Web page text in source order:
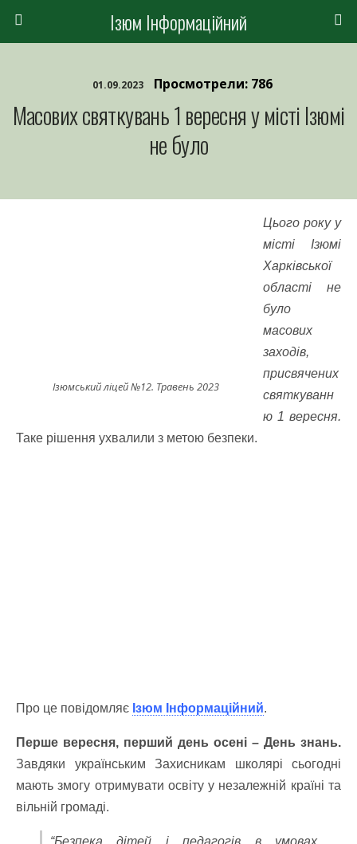
Ізюм Інформаційний
01.09.2023 Просмотрели: 786
Масових святкувань 1 вересня у місті Ізюмі
не було
Ізюмський ліцей №12. Травень 2023
Цього року у
місті Ізюмі
Харківської
області не
було
масових
заходів,
присвячених
святкуванн
ю 1 вересня.
Таке рішення ухвалили з метою безпеки.
Про це повідомляє Ізюм Інформаційний.
Перше вересня, перший день осені – День знань.
Завдяки українським Захисникам школярі сьогодні
мають змогу отримувати освіту у незалежній країні та
вільній громаді.
“Безпека дітей і педагогів в умовах